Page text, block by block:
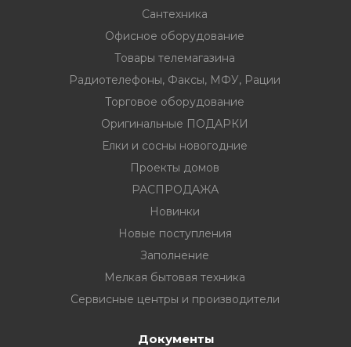
Сантехника
Офисное оборудование
Товары телемагазина
Радиотелефоны, Факсы, МФУ, Рации
Торговое оборудование
Оригинальные ПОДАРКИ
Елки и сосны новогодние
Проекты домов
РАСПРОДАЖА
Новинки
Новые поступления
Заполнение
Мелкая бытовая техника
Сервисные центры и производители
Документы